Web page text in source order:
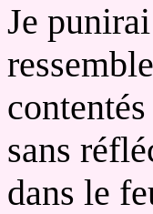
Je
sans
dans le